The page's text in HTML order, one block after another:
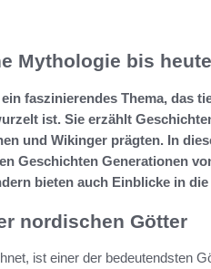
Mythologie bis
faszinierendes Thema, das
ist. Sie erzählt
und Wikinger prägten. In
Geschichten Generationen
bieten auch Einblicke in
nordischen Götter
ist einer der bedeutendsten